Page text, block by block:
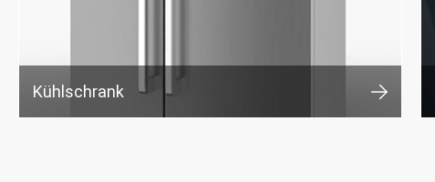
Kühlschrank